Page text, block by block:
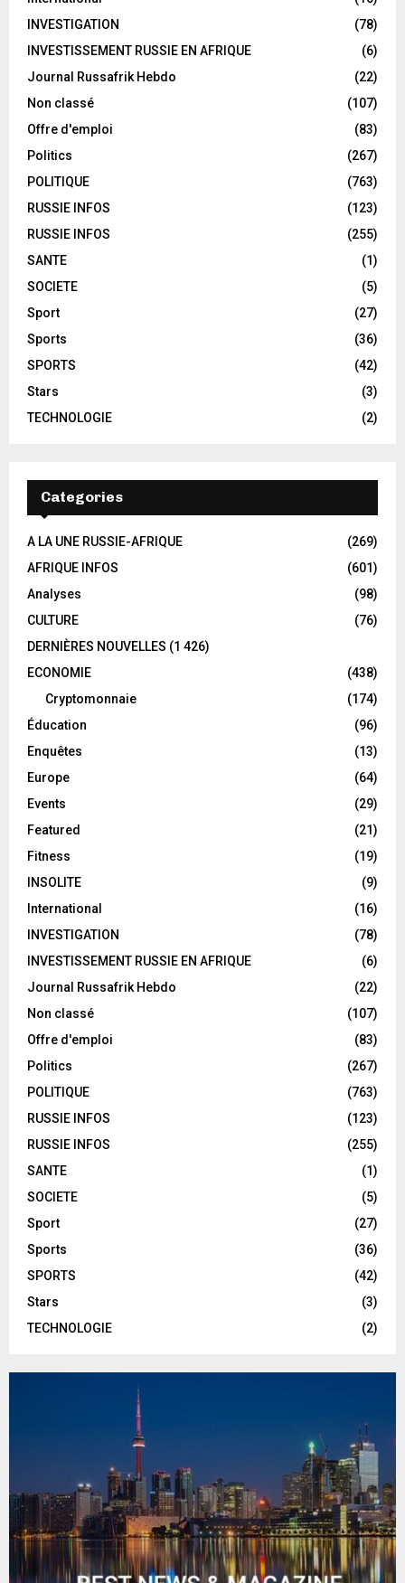
INVESTIGATION
(78)
INVESTISSEMENT RUSSIE EN AFRIQUE
(6)
Journal Russafrik Hebdo
(22)
Non classé
(107)
Offre d'emploi
(83)
Politics
(267)
POLITIQUE
(763)
RUSSIE INFOS
(123)
RUSSIE INFOS
(255)
SANTE
(1)
SOCIETE
(5)
Sport
(27)
Sports
(36)
SPORTS
(42)
Stars
(3)
TECHNOLOGIE
(2)
Categories
A LA UNE RUSSIE-AFRIQUE
(269)
AFRIQUE INFOS
(601)
Analyses
(98)
CULTURE
(76)
DERNIÈRES NOUVELLES (1 426)
ECONOMIE
(438)
Cryptomonnaie
(174)
Éducation
(96)
Enquêtes
(13)
Europe
(64)
Events
(29)
Featured
(21)
Fitness
(19)
INSOLITE
(9)
International
(16)
INVESTIGATION
(78)
INVESTISSEMENT RUSSIE EN AFRIQUE
(6)
Journal Russafrik Hebdo
(22)
Non classé
(107)
Offre d'emploi
(83)
Politics
(267)
POLITIQUE
(763)
RUSSIE INFOS
(123)
RUSSIE INFOS
(255)
SANTE
(1)
SOCIETE
(5)
Sport
(27)
Sports
(36)
SPORTS
(42)
Stars
(3)
TECHNOLOGIE
(2)